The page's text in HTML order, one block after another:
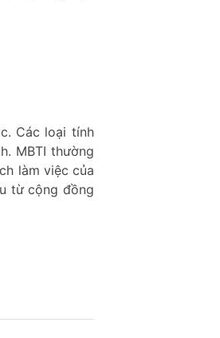
Các loại tính
MBTI thường
làm việc của
từ cộng đồng